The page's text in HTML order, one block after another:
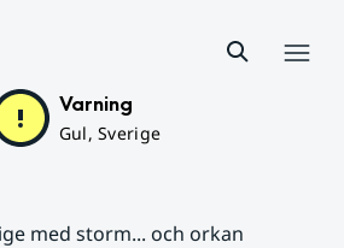
Varning
Gul, Sverige
med storm... och orkan